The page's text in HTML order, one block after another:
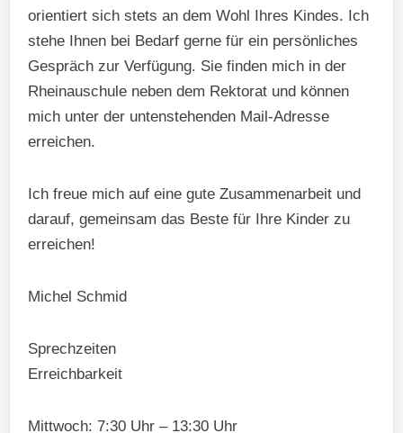
orientiert sich stets an dem Wohl Ihres Kindes. Ich
stehe Ihnen bei Bedarf gerne für ein persönliches
Gespräch zur Verfügung. Sie finden mich in der
Rheinauschule neben dem Rektorat und können
mich unter der untenstehenden Mail-Adresse
erreichen.
Ich freue mich auf eine gute Zusammenarbeit und
darauf, gemeinsam das Beste für Ihre Kinder zu
erreichen!
Michel Schmid
Erreichbarkeit
Mittwoch: 7:30 Uhr – 13:30 Uhr